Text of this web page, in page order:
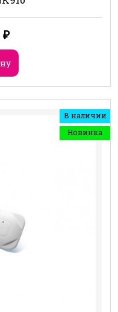
₽
В наличии
Новинка